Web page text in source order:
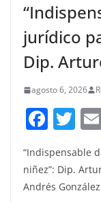
jurídico
Dip.
agosto 6, 2026
F
c
e
T
w
itt
er
“Indispensable
niñez”: Dip.
Andrés